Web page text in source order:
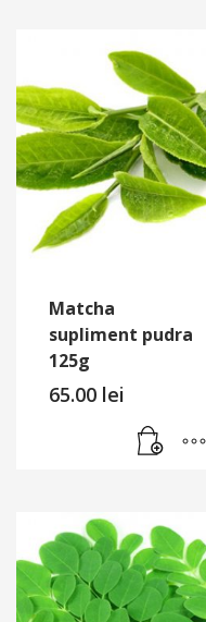
Matcha
supliment pudra
125g
65.00 lei